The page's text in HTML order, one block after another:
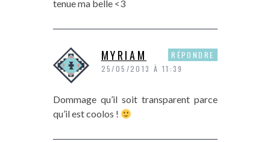
tenue ma belle <3
MYRIAM
25/05/2013 À 11:39
Dommage qu’il soit transparent parce
qu’il est coolos !
RÉPONDRE